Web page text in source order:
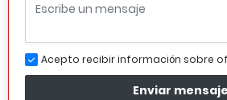
Acepto recibir información sobre
Enviar mensaje